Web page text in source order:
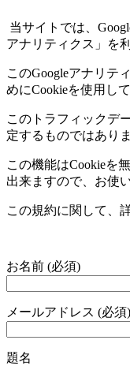
当サイトでは、
アナリティクス」を
このGoogleアナリテ
めにCookieを使用し
このトラフィックデ
定するものではあり
この機能はCookieを
出来ますので、お使
この規約に関して、
お名前 (必須)
メールアドレス (必須)
題名